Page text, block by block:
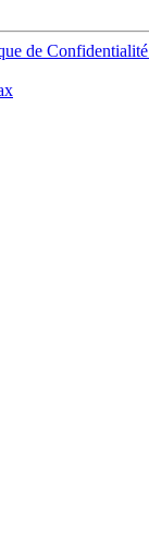
de Confidentialité